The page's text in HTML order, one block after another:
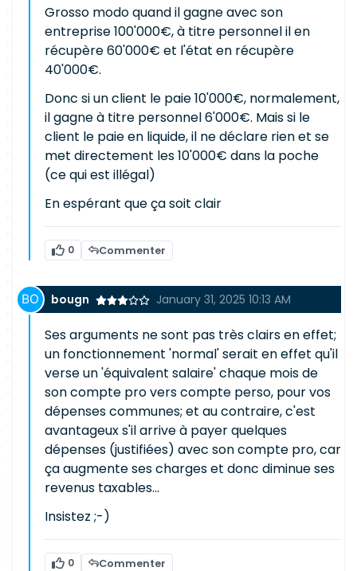
Grosso modo quand il gagne avec son
entreprise 100'000€, à titre personnel il en
récupère 60'000€ et l'état en récupère
40'000€.
Donc si un client le paie 10'000€, normalement,
il gagne à titre personnel 6'000€. Mais si le
client le paie en liquide, il ne déclare rien et se
met directement les 10'000€ dans la poche
(ce qui est illégal)
En espérant que ça soit clair
0 Commenter
bougn January 31, 2025 10:13 AM
Ses arguments ne sont pas très clairs en effet;
un fonctionnement 'normal' serait en effet qu'il
verse un 'équivalent salaire' chaque mois de
son compte pro vers compte perso, pour vos
dépenses communes; et au contraire, c'est
avantageux s'il arrive à payer quelques
dépenses (justifiées) avec son compte pro, car
ça augmente ses charges et donc diminue ses
revenus taxables...
Insistez ;-)
0 Commenter